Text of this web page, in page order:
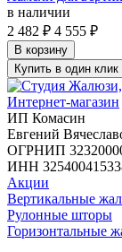
в наличии
2 482 ₽ 4 555 ₽
В корзину
Купить в один клик
Интернет-магазин
ИП Комасин
Евгений
ОГРНИП
ИНН
Акции
Вертикальные
Рулонные шторы
Горизонтальные